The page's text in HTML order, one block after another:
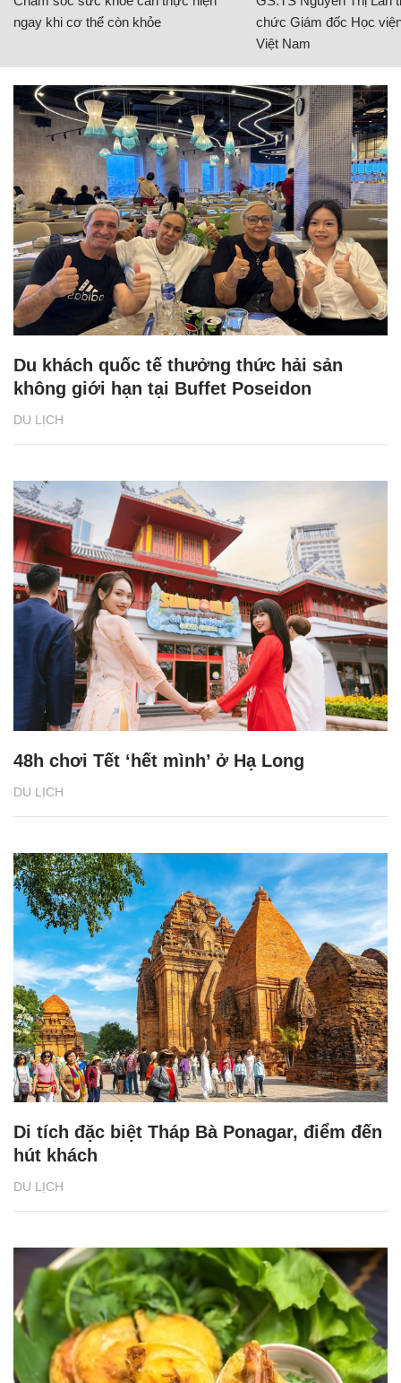
ngay khi cơ thể còn khỏe
chức Giám đốc Học
Việt Nam
DU LỊCH
Du khách quốc tế thưởng thức hải sản
không giới hạn tại Buffet Poseidon
DU LỊCH
48h chơi Tết ‘hết mình’ ở Hạ Long
DU LỊCH
Di tích đặc biệt Tháp Bà Ponagar, điểm đến
hút khách